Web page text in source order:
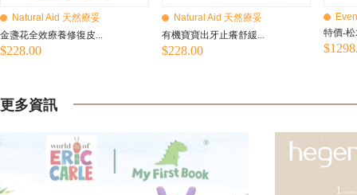
Natural Aid 天然療妥
金盞花全效療養修復皮...
$228.00
Natural Aid 天然療妥
有機寶寶出牙止癢舒緩...
$228.00
特價-
更多資訊